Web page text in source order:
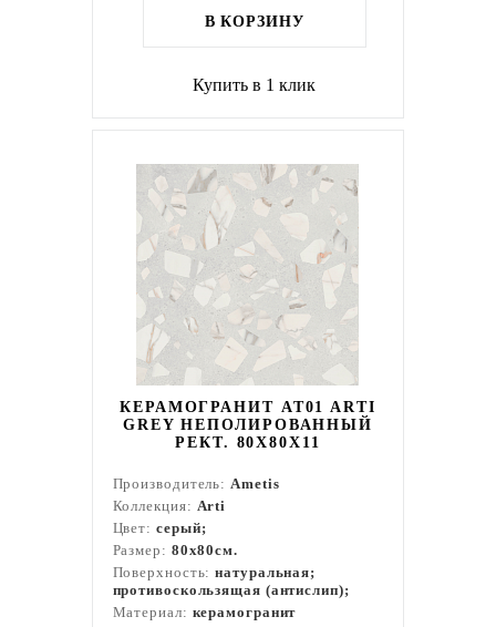
В КОРЗИНУ
Купить в 1 клик
КЕРАМОГРАНИТ AT01 ARTI
GREY НЕПОЛИРОВАННЫЙ
РЕКТ. 80X80X11
Производитель:Ametis
Коллекция: Arti
Цвет: серый;
Размер: 80x80см.
Поверхность:натуральная;
противоскользящая (антислип);
Материал: керамогранит